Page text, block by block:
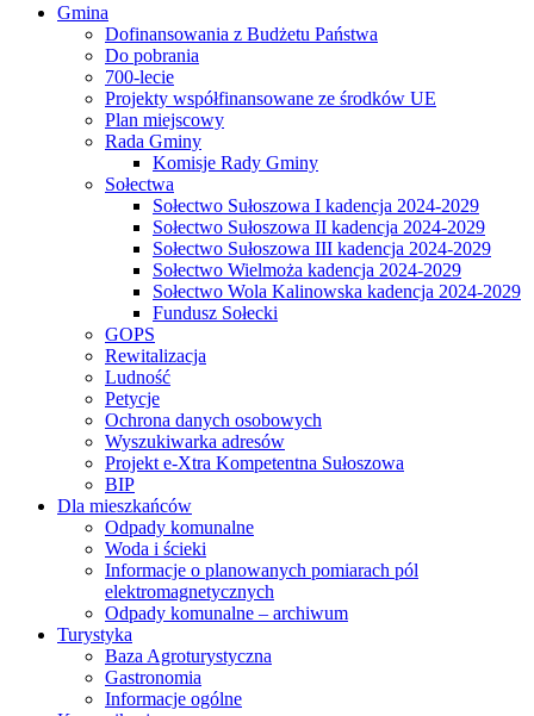
Gmina
Dofinansowania z Budżetu Państwa
Do pobrania
700-lecie
Projekty współfinansowane ze środków UE
Plan miejscowy
Rada Gminy
Komisje Rady Gminy
Sołectwa
Sołectwo Sułoszowa I kadencja 2024-2029
Sołectwo Sułoszowa II kadencja 2024-2029
Sołectwo Sułoszowa III kadencja 2024-2029
Sołectwo Wielmoża kadencja 2024-2029
Sołectwo Wola Kalinowska kadencja 2024-2029
Fundusz Sołecki
GOPS
Rewitalizacja
Ludność
Petycje
Ochrona danych osobowych
Wyszukiwarka adresów
Projekt e-Xtra Kompetentna Sułoszowa
BIP
Dla mieszkańców
Odpady komunalne
Woda i ścieki
Informacje o planowanych pomiarach pól
elektromagnetycznych
Odpady komunalne – archiwum
Turystyka
Baza Agroturystyczna
Gastronomia
Informacje ogólne